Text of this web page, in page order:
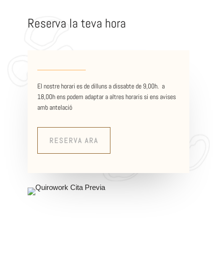
Reserva la teva hora
El nostre horari es de dilluns a dissabte de 9,00h. a
18,00h ens podem adaptar a altres horaris si ens avises
amb antelació
RESERVA ARA